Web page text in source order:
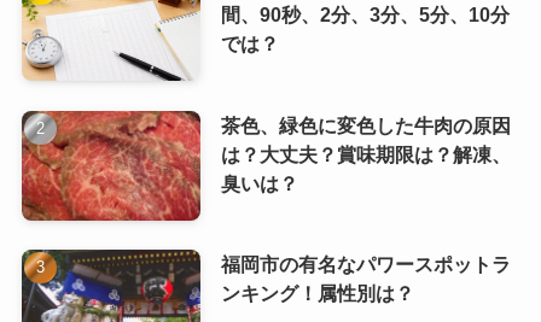
間、90秒、2分、3分、5分、10分
では？
茶色、緑色に変色した牛肉の原因
は？大丈夫？賞味期限は？解凍、
臭いは？
福岡市の有名なパワースポットラ
ンキング！属性別は？